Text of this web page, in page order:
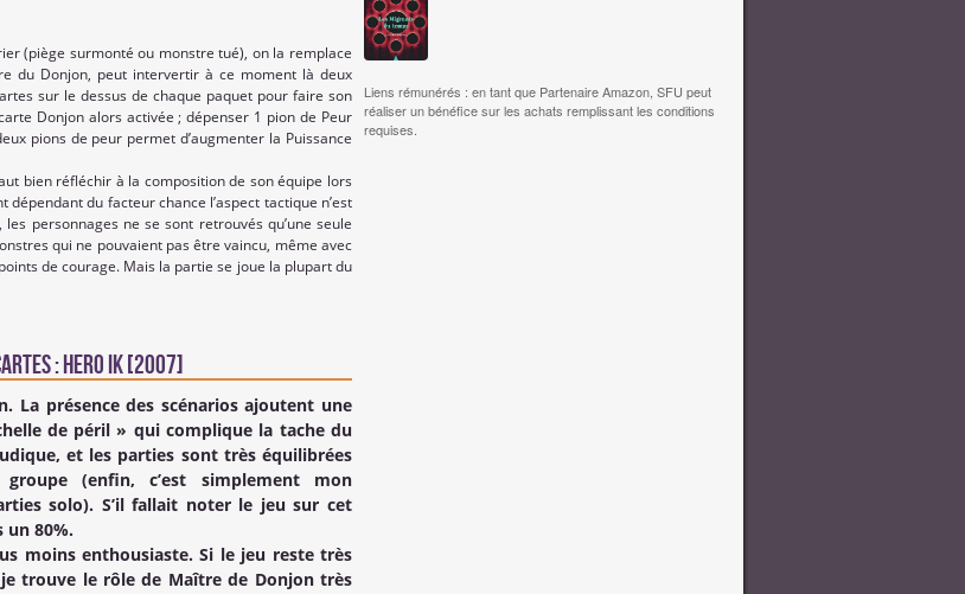
(piège surmonté ou monstre tué), on la remplace
du Donjon, peut intervertir à ce moment là deux
sur le dessus de chaque paquet pour faire son
Donjon alors activée ; dépenser 1 pion de Peur
pions de peur permet d’augmenter la Puissance
bien réfléchir à la composition de son équipe lors
du facteur chance l’aspect tactique n’est
personnages ne se sont retrouvés qu’une seule
qui ne pouvaient pas être vaincu, même avec
de courage. Mais la partie se joue la plupart du
: Hero IK [2007]
La présence des scénarios ajoutent une
de péril » qui complique la tache du
et les parties sont très équilibrées
(enfin, c’est simplement mon
solo). S’il fallait noter le jeu sur cet
80%.
moins enthousiaste. Si le jeu reste très
trouve le rôle de Maître de Donjon très
Liens rémunérés : en tant que Partenaire Amazon, SFU peut
réaliser un bénéfice sur les achats remplissant les conditions
requises.